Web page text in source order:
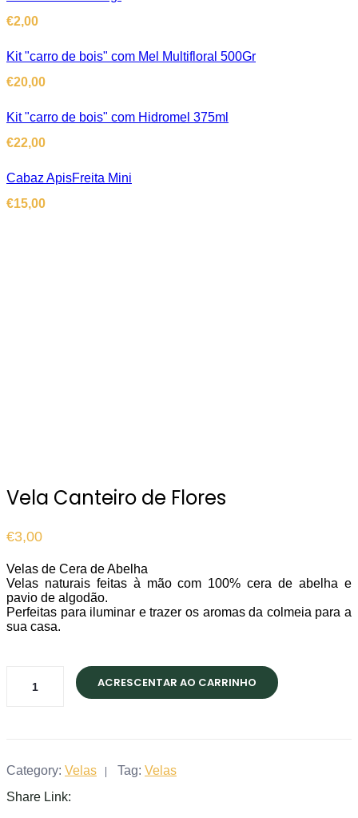
€2,00
Kit "carro de bois" com Mel Multifloral 500Gr
€20,00
Kit "carro de bois" com Hidromel 375ml
€22,00
Cabaz ApisFreita Mini
€15,00
Vela Canteiro de Flores
€3,00
Velas de Cera de Abelha
Velas naturais feitas à mão com 100% cera de abelha e
pavio de algodão.
Perfeitas para iluminar e trazer os aromas da colmeia para a
sua casa.
Canteiro
ACRESCENTAR AO CARRINHO
Category: Velas Tag: Velas
Share Link: